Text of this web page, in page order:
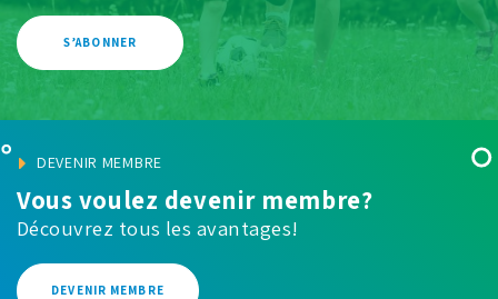
S’ABONNER
DEVENIR MEMBRE
Vous voulez devenir membre?
Découvrez tous les avantages!
DEVENIR MEMBRE